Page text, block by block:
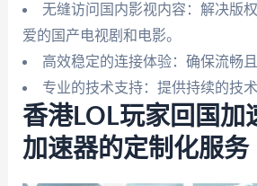
无缝访问国内影视内容：解决版
爱的国产电视剧和电影。
高效稳定的连接体验：确保流畅
专业的技术支持：提供持续的技
香港LOL玩家回国加
加速器的定制化服务